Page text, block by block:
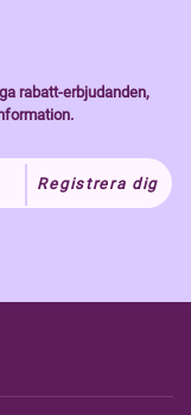
rabatt-erbjudanden,
Registrera dig